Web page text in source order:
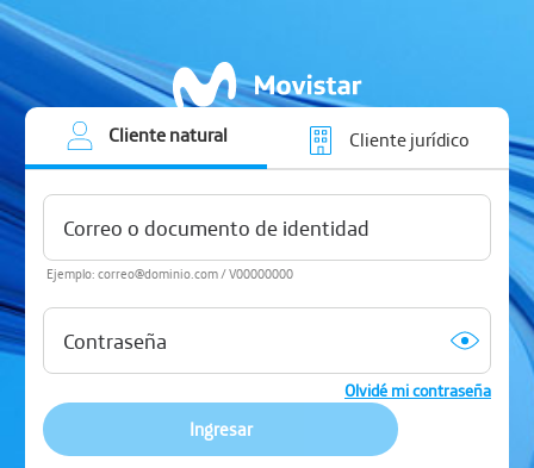
Cliente natural Cliente jurídico
Ejemplo: correo@dominio.com / V00000000
Olvidé mi contraseña
Ingresar